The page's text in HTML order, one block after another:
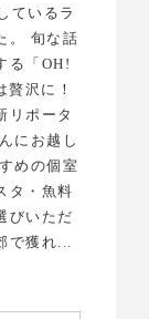
ているラ
。 旬な話
る「OH!
贅沢に！
リポータ
にお越し
めの個室
タ・魚料
びいただ
で獲れ...